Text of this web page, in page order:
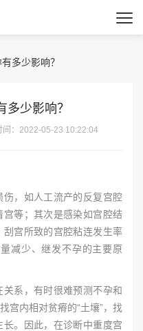
多少影响？
多少影响？
间：2022-05-23 10:22:04
，如人工流产的反复宫腔
等；其次是感染如宫腔结
宫所致的宫腔粘连发生率
减少、继发不孕的主要原
系，有时很难预测不孕和
宫内相对贫瘠的“土壤”，找
。因此，在诊断中重度宫